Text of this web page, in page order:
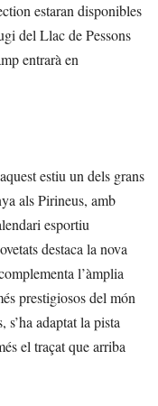
estaran disponibles
del Llac de Pessons
entrarà en
estiu un dels grans
als Pirineus, amb
esportiu
destaca la nova
l’àmplia
prestigiosos del món
adaptat la pista
el traçat que arriba